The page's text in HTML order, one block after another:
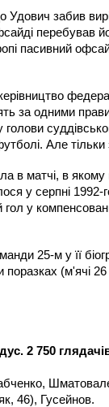
Удович забив
перебував
пасивний
за одними
Але тільки
в матчі, в
у серпні 1992-
у
25-м у її
(м'ячі
2 750
46), Гусейнов.